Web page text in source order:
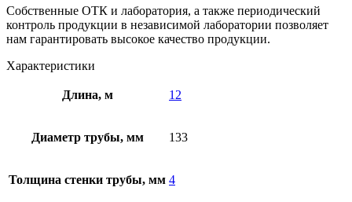
Собственные ОТК и лаборатория, а также периодический
контроль продукции в независимой лаборатории позволяет
нам гарантировать высокое качество продукции.
Характеристики
Длина, м 12
Диаметр трубы, мм 133
Толщина стенки трубы, мм 4